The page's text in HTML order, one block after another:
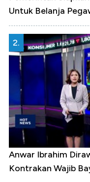
Untuk Belanja
2.
Anwar Ibrahim
Kontrakan Wajib